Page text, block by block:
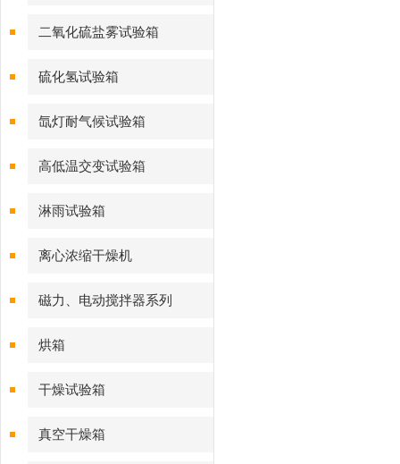
二氧化硫盐雾试验箱
硫化氢试验箱
氙灯耐气候试验箱
高低温交变试验箱
淋雨试验箱
离心浓缩干燥机
磁力、电动搅拌器系列
烘箱
干燥试验箱
真空干燥箱